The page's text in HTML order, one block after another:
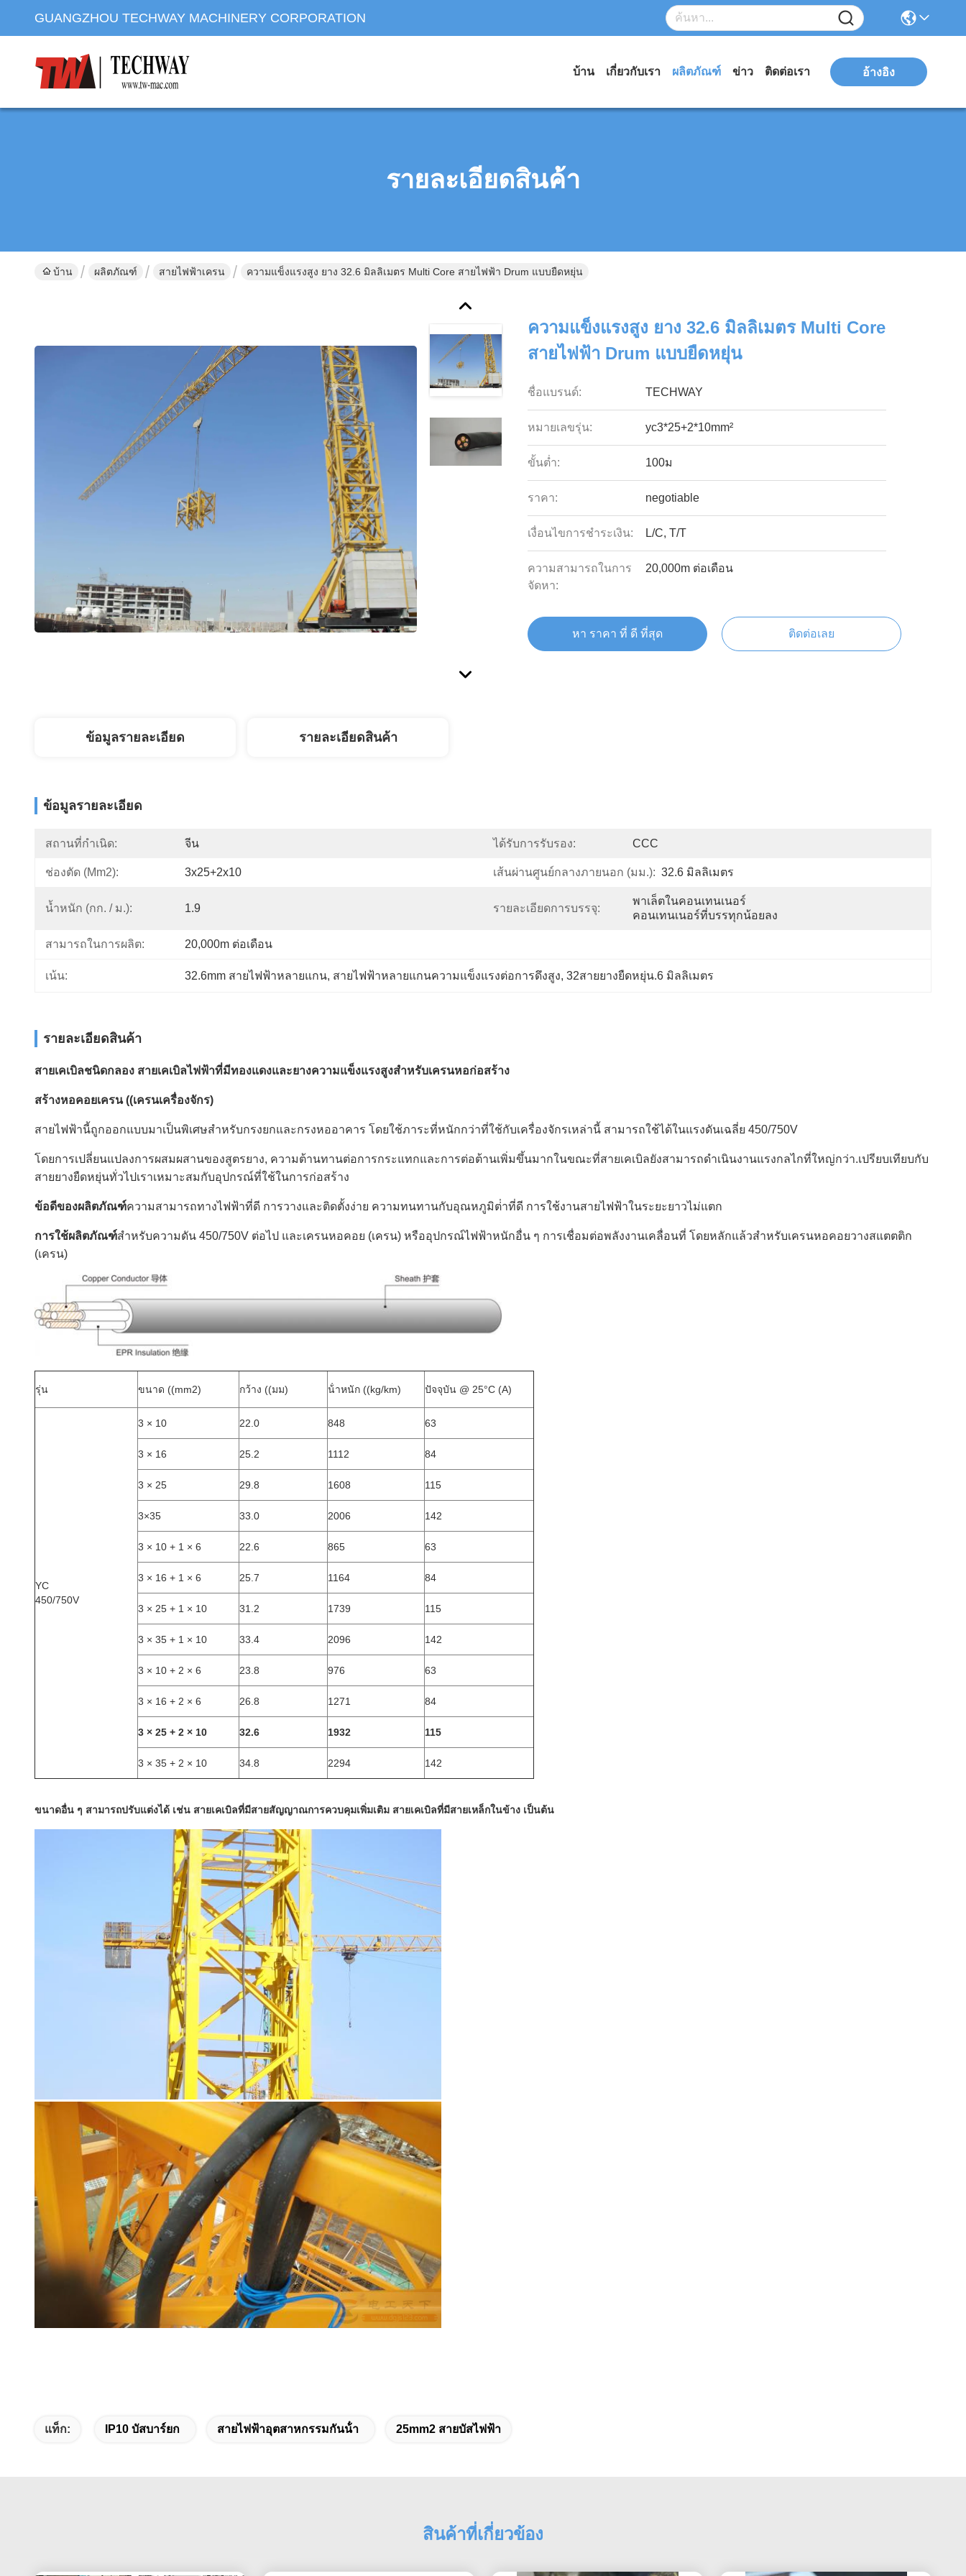
GUANGZHOU TECHWAY MACHINERY CORPORATION
บ้าน เกี่ยวกับเรา ผลิตภัณฑ์ ข่าว ติดต่อเรา อ้างอิง
รายละเอียดสินค้า
บ้าน ผลิตภัณฑ์ สายไฟฟ้าเครน ความแข็งแรงสูง ยาง 32.6 มิลลิเมตร Multi Core สายไฟฟ้า Drum แบบยืดหยุ่น
ความแข็งแรงสูง ยาง 32.6 มิลลิเมตร Multi Core
สายไฟฟ้า Drum แบบยืดหยุ่น
ชื่อแบรนด์: TECHWAY
หมายเลขรุ่น: yc3*25+2*10mm²
ขั้นต่ำ: 100ม
ราคา: negotiable
เงื่อนไขการชำระเงิน: L/C, T/T
ความสามารถในการ
จัดหา:
20,000m ต่อเดือน
หา ราคา ที่ ดี ที่สุด ติดต่อเลย
ข้อมูลรายละเอียด รายละเอียดสินค้า
ข้อมูลรายละเอียด
สถานที่กำเนิด: จีน ได้รับการรับรอง: CCC
ช่องตัด (mm2): 3x25+2x10 เส้นผ่านศูนย์กลางภายนอก (มม.): 32.6 มิลลิเมตร
น้ำหนัก (กก. / ม.): 1.9 รายละเอียดการบรรจุ:
พาเล็ตในคอนเทนเนอร์
คอนเทนเนอร์ที่บรรทุกน้อยลง
สามารถในการผลิต: 20,000m ต่อเดือน
เน้น: 32.6mm สายไฟฟ้าหลายแกน, สายไฟฟ้าหลายแกนความแข็งแรงต่อการดึงสูง, 32สายยางยืดหยุ่น.6 มิลลิเมตร
รายละเอียดสินค้า
สายเคเบิลชนิดกลอง สายเคเบิลไฟฟ้าที่มีทองแดงและยางความแข็งแรงสูงสําหรับเครนหอก่อสร้าง
สร้างหอคอยเครน ((เครนเครื่องจักร)
สายไฟฟ้านี้ถูกออกแบบมาเป็นพิเศษสําหรับกรงยกและกรงหออาคาร โดยใช้ภาระที่หนักกว่าที่ใช้กับเครื่องจักรเหล่านี้ สามารถใช้ได้ในแรงดันเฉลี่ย 450/750V
โดยการเปลี่ยนแปลงการผสมผสานของสูตรยาง, ความต้านทานต่อการกระแทกและการต่อต้านเพิ่มขึ้นมากในขณะที่สายเคเบิลยังสามารถดําเนินงานแรงกลไกที่ใหญ่กว่า.เปรียบเทียบกับ
สายยางยืดหยุ่นทั่วไปเราเหมาะสมกับอุปกรณ์ที่ใช้ในการก่อสร้าง
ข้อดีของผลิตภัณฑ์ความสามารถทางไฟฟ้าที่ดี การวางและติดตั้งง่าย ความทนทานกับอุณหภูมิต่ําที่ดี การใช้งานสายไฟฟ้าในระยะยาวไม่แตก
การใช้ผลิตภัณฑ์สําหรับความดัน 450/750V ต่อไป และเครนหอคอย (เครน) หรืออุปกรณ์ไฟฟ้าหนักอื่น ๆ การเชื่อมต่อพลังงานเคลื่อนที่ โดยหลักแล้วสําหรับเครนหอคอยวางสแตตติก
(เครน)
รุ่น ขนาด ((mm2) กว้าง ((มม) น้ําหนัก ((kg/km) ปัจจุบัน @ 25°C (A)
YC
450/750V
3 × 10 22.0 848 63
3 × 16 25.2 1112 84
3 × 25 29.8 1608 115
3×35 33.0 2006 142
3 × 10 + 1 × 6 22.6 865 63
3 × 16 + 1 × 6 25.7 1164 84
3 × 25 + 1 × 10 31.2 1739 115
3 × 35 + 1 × 10 33.4 2096 142
3 × 10 + 2 × 6 23.8 976 63
3 × 16 + 2 × 6 26.8 1271 84
3 × 25 + 2 × 10 32.6 1932 115
3 × 35 + 2 × 10 34.8 2294 142
ขนาดอื่น ๆ สามารถปรับแต่งได้ เช่น สายเคเบิลที่มีสายสัญญาณการควบคุมเพิ่มเติม สายเคเบิลที่มีสายเหล็กในข้าง เป็นต้น
แท็ก: IP10 บัสบาร์ยก สายไฟฟ้าอุตสาหกรรมกันน้ํา 25mm2 สายบัสไฟฟ้า
สินค้าที่เกี่ยวข้อง